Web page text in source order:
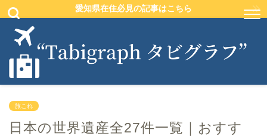
愛知県在住必見の記事はこちら
旅これ
日本の世界遺産全27件一覧｜おすす